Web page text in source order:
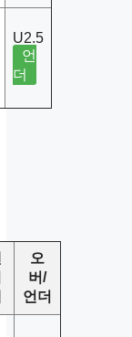
U2.5
언
더
오
버/
언더